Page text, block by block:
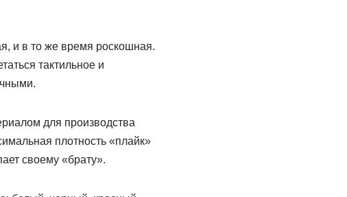
и в то же время роскошная.
тактильное и
для производства
плотность «плайк»
своему «брату».